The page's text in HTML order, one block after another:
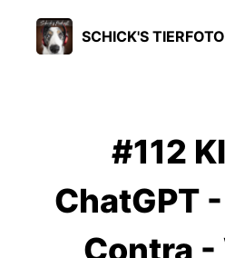
#112
ChatGPT
Contra